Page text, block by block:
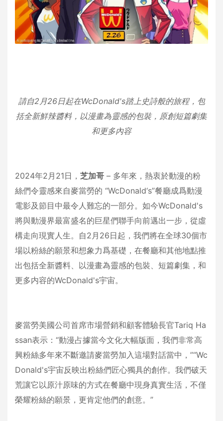
請自2 月26日起在WcDonald's踏上史詩般的旅程，包
括全新鮮辣醬料，以漫畫為靈感的包裝，原創短篇劇集
和更多內容
2024年2月21日， 芝加哥 – 多年來，熱衷於動漫的粉
絲們令靈感來自麥當勞的 “WcDonald‘s”餐廳成爲動漫
電影及節目中最令人難忘的一部分。如今WcDonald's
將與動漫界最富盛名的巨星們聯手向前邁出一步，從虛
構走向現實人生。自2月26日起，我們將在全球30個市
場以粉絲的願景和想象力爲基礎，在餐廳和其他地點推
出包括全新醬料、以漫畫為靈感的包裝、短篇劇集，和
更多内容的WcDonald's宇宙。
麥當勞美國公司首席市場營銷和顧客體驗長官Tariq Ha
ssan表示：“動漫占據當今文化大幅版面，我們非常高
興粉絲多年來不斷邀請麥當勞加入這場對話當中，”“Wc
Donald's宇宙反映出粉絲們匠心獨具的創作。我們破天
荒讓它以原汁原味的方式在餐廳中現身真實生活，不僅
榮耀粉絲的願景，更肯定他們的創意。”